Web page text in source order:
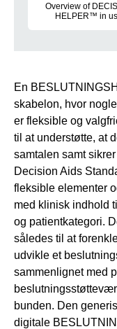
Overview of
HELPER™ in
En
skabelon, hvor
er fleksible og
til at understøtte, at
samtalen samt
Decision Aids
fleksible elementer
med klinisk indhold
og patientkategori.
således til at
udvikle et
sammenlignet med
bunden. Den
digitale